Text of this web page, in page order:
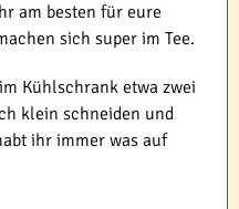
am besten für eure
sich super im Tee.
Kühlschrank etwa zwei
klein schneiden und
ihr immer was auf